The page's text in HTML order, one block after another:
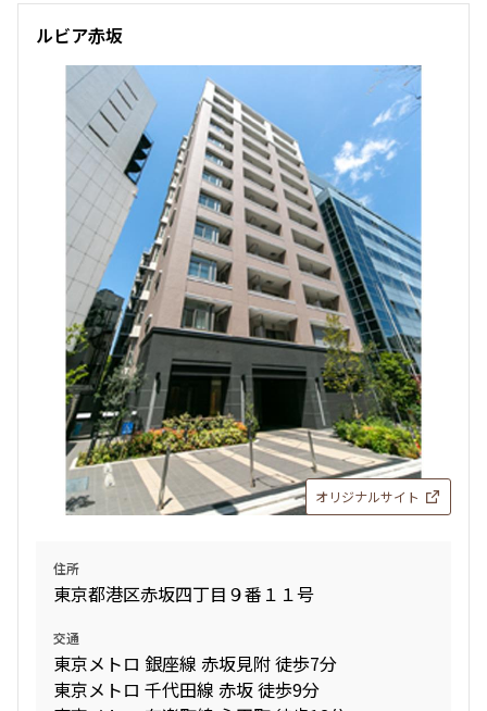
1.0ヶ月
Studio 25.06㎡
三井の賃貸 駅近 ペット可
お問合せ 追加
賃料改定
6階 ６０２
182,000円10,000円
1.0ヶ月 1.0ヶ月
Studio27.59㎡
三井の賃貸 駅近 ペット可
265,000円15,000円
ルビア赤坂
オリジナルサイト
住所
東京都港区赤坂四丁目９番１１号
交通
東京メトロ 銀座線 赤坂見附 徒歩7分
東京メトロ 千代田線 赤坂 徒歩9分